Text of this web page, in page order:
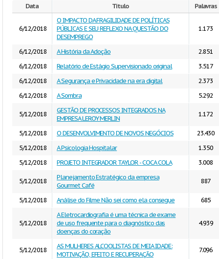
Data Título Palavras
6/12/2018
O IMPACTO DA FRAGILIDADE DE POLÍTICAS
PÚBLICAS E SEU REFLEXO NA QUESTÃO DO
DESEMPREGO
1.173
6/12/2018 A História da Adoção
2.851
6/12/2018
Relatório de Estágio Supervisionado original
3.517
6/12/2018
A Segurança e Privacidade na era digital
2.373
6/12/2018
A Sombra 5.292
5/12/2018
GESTÃO DE PROCESSOS INTEGRADOS NA
EMPRESA LEROY MERLIN
1.172
5/12/2018 O DESENVOLVIMENTO DE NOVOS NEGÓCIOS
23.430
5/12/2018
A Psicologia Hospitalar
1.350
5/12/2018
PROJETO INTEGRADOR TAYLOR - COCA COLA 3.008
5/12/2018
Planejamento Estratégico da empresa
Gourmet Café
887
5/12/2018 Análise do Filme Não sei como ela consegue 685
5/12/2018
A Eletrocardiografia é uma técnica de exame
de uso frequente para o diagnóstico das
doenças do coração
4.939
5/12/2018
AS MULHERES ALCOOLISTAS DE MEIA IDADE:
MOTIVAÇÃO, EFEITO E RECUPERAÇÃO
7.096